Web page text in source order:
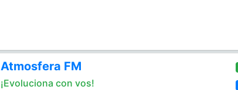
Atmosfera FM
¡Evoluciona con vos!